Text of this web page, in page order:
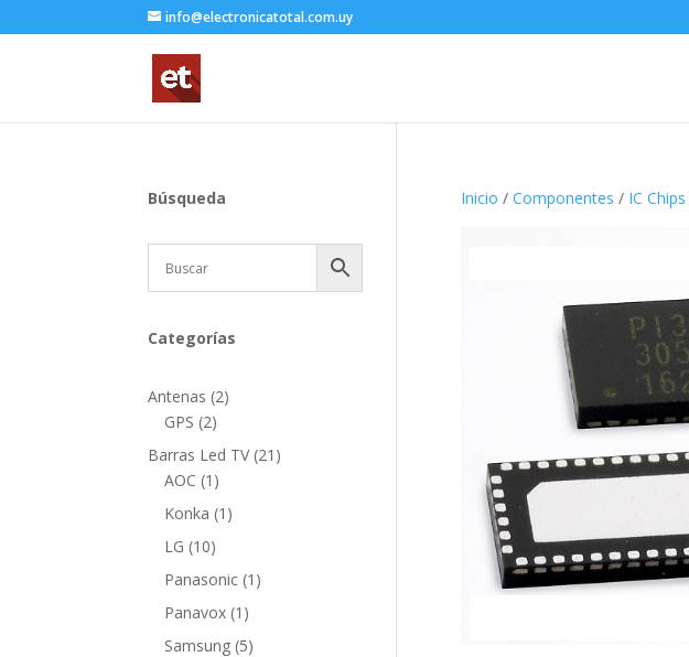
info@electronicatotal.com.uy
Inicio / Componentes / IC Chips
Búsqueda
Categorías
Antenas 22
GPS 22
productos
Barras Led TV 21 21
AOC 1 1
producto
Konka 1 1
LG 1010
productos
Panasonic 1 1
Panavox 1 1
producto
Samsung 55